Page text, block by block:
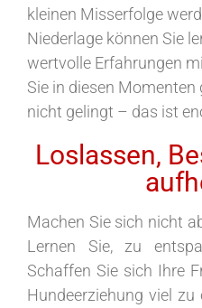
kleinen Misserfolge
Niederlage können Sie
wertvolle Erfahrungen
Sie in diesen
nicht gelingt – das ist
Loslassen,
Machen Sie sich nicht
Lernen Sie, zu
Schaffen Sie sich Ihre
Hundeerziehung viel